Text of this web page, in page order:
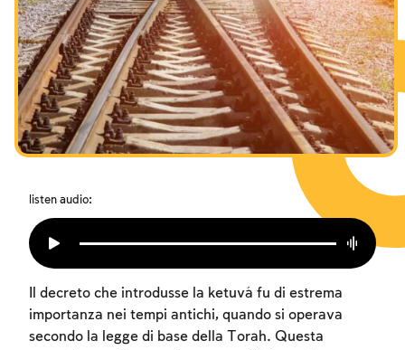
I digiuni commemorativi della distruzione del Tempio
Hanukkah
Purìm
listen audio:
Il decreto che introdusse la ketuvá fu di estrema
importanza nei tempi antichi, quando si operava
secondo la legge di base della Torah. Questa